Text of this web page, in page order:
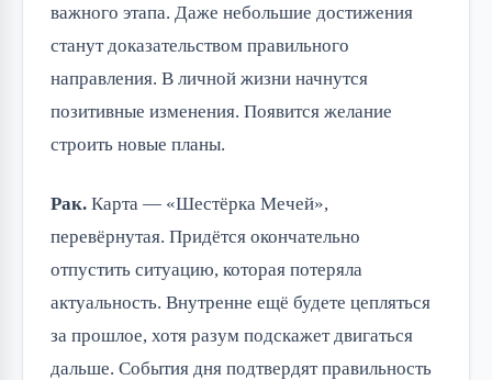
важного этапа. Даже небольшие достижения
станут доказательством правильного
направления. В личной жизни начнутся
позитивные изменения. Появится желание
строить новые планы.
Рак. Карта — «Шестёрка Мечей»,
перевёрнутая. Придётся окончательно
отпустить ситуацию, которая потеряла
актуальность. Внутренне ещё будете цепляться
за прошлое, хотя разум подскажет двигаться
дальше. События дня подтвердят правильность